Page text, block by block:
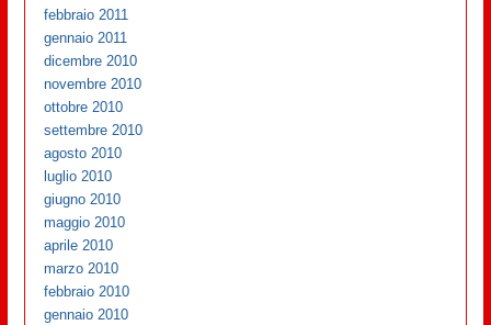
febbraio 2011
gennaio 2011
dicembre 2010
novembre 2010
ottobre 2010
settembre 2010
agosto 2010
luglio 2010
giugno 2010
maggio 2010
aprile 2010
marzo 2010
febbraio 2010
gennaio 2010